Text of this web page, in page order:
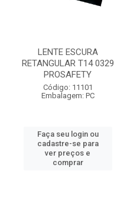
LENTE ESCURA
RETANGULAR T14 0329
PROSAFETY
Código: 11101
Embalagem: PC
Faça seu login ou
cadastre-se para
ver preços e
comprar